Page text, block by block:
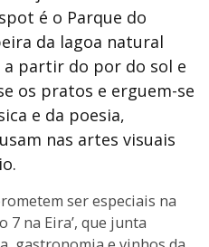
é o Parque do
da lagoa natural
a partir do por do sol e
os pratos e erguem-se
e da poesia,
nas artes visuais
ser especiais na
7 na Eira’, que junta